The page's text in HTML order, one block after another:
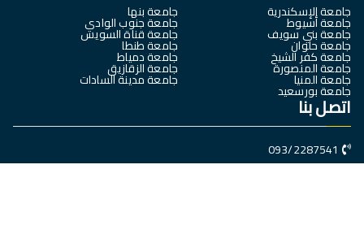
جامعة الإسكندرية
جامعة أسيوط
جامعة بني سويف
جامعة حلوان
جامعة كفر الشيخ
جامعة المنصورة
جامعة المنيا
جامعة بورسعيد
جامعة بنها
جامعة جنوب الوادي
جامعة قناة السويس
جامعة طنطا
جامعة دمياط
جامعة الزقازيق
جامعة مدينة السادات
اتصل بنا
093/2287541
سوهاج- جامعة سوهاج الجديدة – كلية العلوم الرياضية